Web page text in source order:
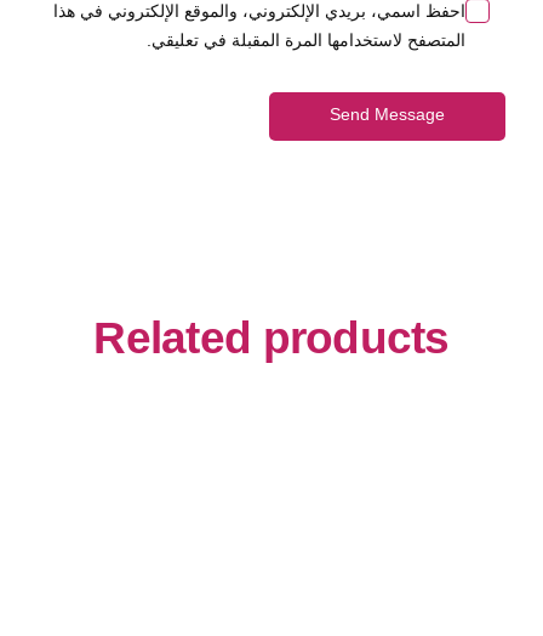
احفظ اسمي، بريدي الإلكتروني، والموقع الإلكتروني في هذا
المتصفح لاستخدامها المرة المقبلة في تعليقي.
Send Message
Related products